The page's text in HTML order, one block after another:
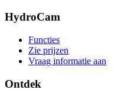
HydroCam
Functies
Zie prijzen
Vraag informatie aan
Ontdek